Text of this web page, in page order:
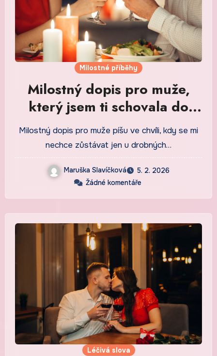
Milostné příběhy
Milostný dopis pro muže,
který jsem ti schovala do
krabičky od čaje
Milostný dopis pro muže píšu ve chvíli, kdy se mi
nechce zůstávat jen u drobných…
Maruška Slavíčková
5. 2. 2026
Žádné komentáře
Léčivá slova